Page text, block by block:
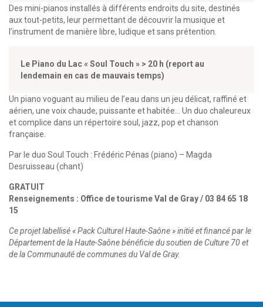
Des mini-pianos installés à différents endroits du site, destinés
aux tout-petits, leur permettant de découvrir la musique et
l’instrument de manière libre, ludique et sans prétention.
Le Piano du Lac « Soul Touch » > 20 h (report au
lendemain en cas de mauvais temps)
Un piano voguant au milieu de l’eau dans un jeu délicat, raffiné et
aérien, une voix chaude, puissante et habitée… Un duo chaleureux
et complice dans un répertoire soul, jazz, pop et chanson
française.
Par le duo Soul Touch : Frédéric Pénas (piano) – Magda
Desruisseau (chant)
GRATUIT
Renseignements : Office de tourisme Val de Gray / 03 84 65 18
15
Ce projet labellisé « Pack Culturel Haute-Saône » initié et financé par le
Département de la Haute-Saône bénéficie du soutien de Culture 70 et
de la Communauté de communes du Val de Gray.